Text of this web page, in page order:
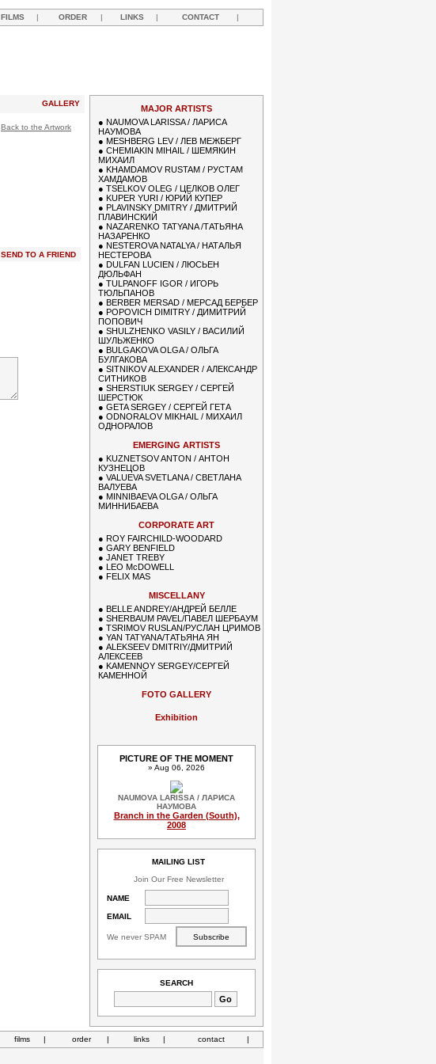
FILMS | ORDER | LINKS | CONTACT |
GALLERY
Back to the Artwork
SEND TO A FRIEND
MAJOR ARTISTS
● NAUMOVA LARISSA / ЛАРИСА
НАУМОВА
● MESHBERG LEV / ЛЕВ МЕЖБЕРГ
● CHEMIAKIN MIHAIL / ШЕМЯКИН
МИХАИЛ
● KHAMDAMOV RUSTAM / РУСТАМ
ХАМДАМОВ
● TSELKOV OLEG / ЦЕЛКОВ ОЛЕГ
● KUPER YURI / ЮРИЙ КУПЕР
● PLAVINSKY DMITRY / ДМИТРИЙ
ПЛАВИНСКИЙ
● NAZARENKO TATYANA /ТАТЬЯНА
НАЗАРЕНКО
● NESTEROVA NATALYA / НАТАЛЬЯ
НЕСТЕРОВА
● DULFAN LUCIEN / ЛЮСЬЕН
ДЮЛЬФАН
● TULPANOFF IGOR / ИГОРЬ
ТЮЛЬПАНОВ
● BERBER MERSAD / МЕРСАД БЕРБЕР
● POPOVICH DIMITRY / ДИМИТРИЙ
ПОПОВИЧ
● SHULZHENKO VASILY / ВАСИЛИЙ
ШУЛЬЖЕНКО
● BULGAKOVA OLGA / ОЛЬГА
БУЛГАКОВА
● SITNIKOV ALEXANDER / АЛЕКСАНДР
СИТНИКОВ
● SHERSTIUK SERGEY / СЕРГЕЙ
ШЕРСТЮК
● GETA SERGEY / СЕРГЕЙ ГЕТА
● ODNORALOV MIKHAIL / МИХАИЛ
ОДНОРАЛОВ
EMERGING ARTISTS
● KUZNETSOV ANTON / АНТОН
КУЗНЕЦОВ
● VALUEVA SVETLANA / СВЕТЛАНА
ВАЛУЕВА
● MINNIBAEVA OLGA / ОЛЬГА
МИННИБАЕВА
CORPORATE ART
● ROY FAIRCHILD-WOODARD
● GARY BENFIELD
● JANET TREBY
● LEO McDOWELL
● FELIX MAS
MISCELLANY
● BELLE ANDREY/АНДРЕЙ БЕЛЛЕ
● SHERBAUM PAVEL/ПАВЕЛ ШЕРБАУМ
● TSRIMOV RUSLAN/РУСЛАН ЦРИМОВ
● YAN TATYANA/ТАТЬЯНА ЯН
● ALEKSEEV DMITRIY/ДМИТРИЙ
АЛЕКСЕЕВ
● KAMENNOY SERGEY/СЕРГЕЙ
КАМЕННОЙ
FOTO GALLERY
Exhibition
PICTURE OF THE MOMENT
» Aug 06, 2026
NAUMOVA LARISSA / ЛАРИСА
НАУМОВА
Branch in the Garden (South),
2008
MAILING LIST
Join Our Free Newsletter
NAME
EMAIL
We never SPAM
SEARCH
films | order | links | contact
|